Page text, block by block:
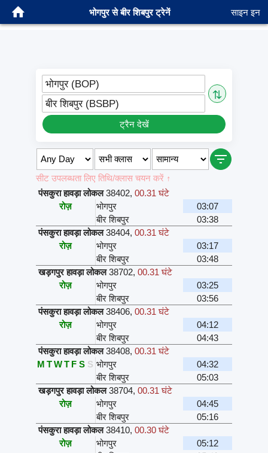
भोगपुर से बीर शिबपुर ट्रेनें साइन इन
भोगपुर (BOP)
⇅
बीर शिबपुर (BSBP)
ट्रैन देखें
सीट उपलब्धता लिए तिथि/क्लास चयन करें ↑
पंसकुरा हावड़ा लोकल 38402, 00.31 घंटे
रोज़
भोगपुर
03:07
बीर शिबपुर
03:38
पंसकुरा हावड़ा लोकल 38404, 00.31 घंटे
रोज़
भोगपुर
03:17
बीर शिबपुर
03:48
खड़गपुर हावड़ा लोकल 38702, 00.31 घंटे
रोज़
भोगपुर
03:25
बीर शिबपुर
03:56
पंसकुरा हावड़ा लोकल 38406, 00.31 घंटे
रोज़
भोगपुर
04:12
बीर शिबपुर
04:43
पंसकुरा हावड़ा लोकल 38408, 00.31 घंटे
M TWT F S S भोगपुर
04:32
बीर शिबपुर
05:03
खड़गपुर हावड़ा लोकल 38704, 00.31 घंटे
रोज़
भोगपुर
04:45
बीर शिबपुर
05:16
पंसकुरा हावड़ा लोकल 38410, 00.30 घंटे
रोज़
भोगपुर
05:12